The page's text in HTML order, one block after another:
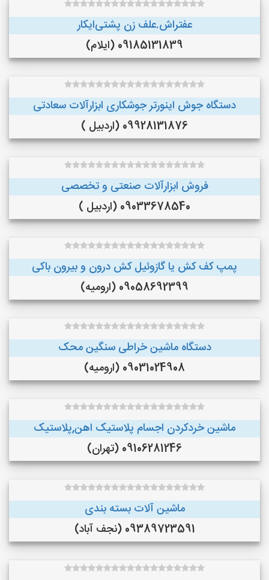
عفتراش.علف زن پشتی‌ایکار
09185131839 (ایلام)
دستگاه جوش اینورتر جوشکاری ابزارآلات سعادتی
09928131876 (اردبیل )
فروش ابزارآلات صنعتی و تخصصی
09033678540 (اردبیل )
پمپ کف کش یا گازوئیل کش درون و بیرون باکی
09058692399 (ارومیه)
دستگاه ماشین خراطی سنگین محک
09031024908 (ارومیه)
ماشین خردکردن اجسام پلاستیک اهن,پلاستیک
09106281246 (تهران)
ماشین آلات بسته بندی
09389723591 (نجف‌ آباد)